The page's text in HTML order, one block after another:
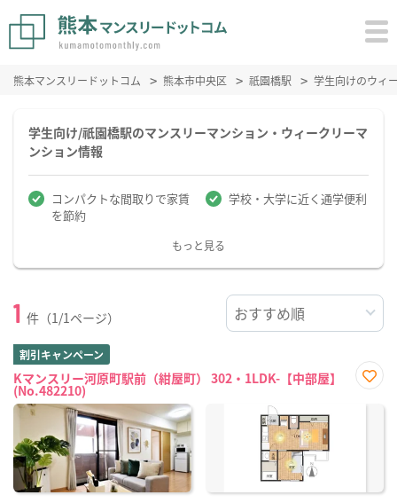
熊本マンスリードットコム 熊本市中央区 祇園橋駅 学生向けのウィ
学生向け/祇園橋駅のマンスリーマンション・ウィークリーマ
ンション情報
コンパクトな間取りで家賃
を節約
学校・大学に近く通学便利
もっと見る
1 件（1/1ページ）
割引キャンペーン
Kマンスリー河原町駅前（紺屋町） 302・1LDK-【中部屋】
(No.482210)
に入